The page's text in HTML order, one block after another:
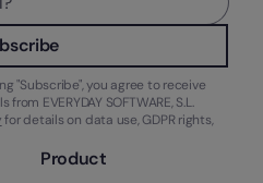
"Subscribe", you agree to receive
EVERYDAY SOFTWARE, S.L.
for details on data use, GDPR rights,
Product